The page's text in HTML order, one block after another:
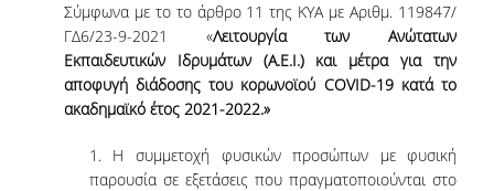
RESEARCH ACTIVITIES
RESEARCH LABORATORIES
SCIENTIFIC CONFERENCES
Σύμφωνα με το το άρθρο 11 της ΚΥΑ με Αριθμ. 119847/
ΓΔ6/23-9-2021 «Λειτουργία των Ανώτατων
Εκπαιδευτικών Ιδρυμάτων (Α.Ε.Ι.) και μέτρα για την
αποφυγή διάδοσης του κορωνοϊού COVID-19 κατά το
ακαδημαϊκό έτος 2021-2022.»
1. Η συμμετοχή φυσικών προσώπων με φυσική
παρουσία σε εξετάσεις που πραγματοποιούνται στο